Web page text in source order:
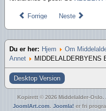
Forrige Neste
Du er her: Hjem Om
Annet
MIDDELALDERBYENS
Desktop Version
Kopirett © 2026 Middelalder-
JoomlArt.com. Joomla! er fri